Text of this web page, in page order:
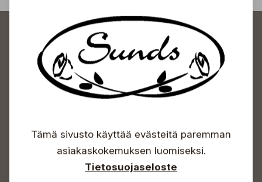
Sundin Puutarhakeskus
Lauantaisin 09-16
Sunnuntaisin Itsepalvelu
Tämä sivusto käyttää evästeitä paremman
asiakaskokemuksen luomiseksi.
Tietosuojaseloste